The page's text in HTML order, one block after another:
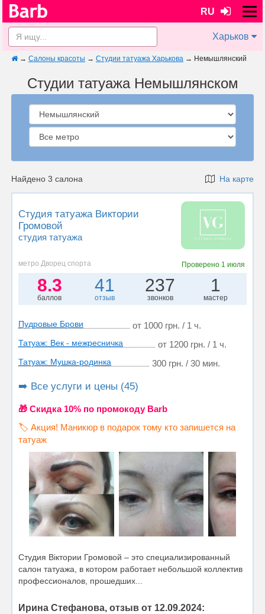
RU
Харьков
→ Салоны красоты → Студии татуажа Харькова → Немышлянский
Студии татуажа Немышлянском
Найдено 3 салона На карте
Студия татуажа Виктории
Громовой
студия татуажа
метро Дворец спорта Проверено 1 июля
8.3
баллов
41
отзыв
237
звонков
1
мастер
Пудровые Брови от 1000 грн. / 1 ч.
Татуаж: Век - межресничка от 1200 грн. / 1 ч.
Татуаж: Мушка-родинка 300 грн. / 30 мин.
➡️ Все услуги и цены (45)
🎁 Cкидка 10% по промокоду Barb
🏷️ Акция! Маникюр в подарок тому кто запишется на
татуаж
Студия Віктории Громовой – это специализированный
салон татуажа, в котором работает небольшой коллектив
профессионалов, прошедших...
Ирина Стефанова, отзыв от 12.09.2024: